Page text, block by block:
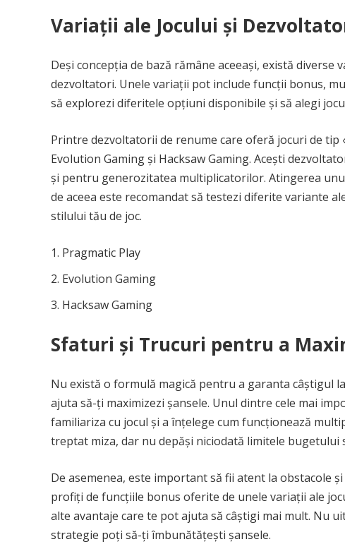
Variații ale Jocului și
Deși concepția de bază rămâne aceeași, există diverse
dezvoltatori. Unele variații pot include funcții bonus,
să explorezi diferitele opțiuni disponibile și să alegi
Printre dezvoltatorii de renume care oferă jocuri de tip
Evolution Gaming și Hacksaw Gaming. Acești
și pentru generozitatea multiplicatorilor. Atingerea
de aceea este recomandat să testezi diferite variante
stilului tău de joc.
Pragmatic Play
Evolution Gaming
Hacksaw Gaming
Sfaturi și Trucuri pentru a
Nu există o formulă magică pentru a garanta câștigul
ajuta să-ți maximizezi șansele. Unul dintre cele mai
familiariza cu jocul și a înțelege cum funcționează
treptat miza, dar nu depăși niciodată limitele bugetului
De asemenea, este important să fii atent la obstacole
profiți de funcțiile bonus oferite de unele variații ale
alte avantaje care te pot ajuta să câștigi mai mult. Nu
strategie poți să-ți îmbunătățești șansele.